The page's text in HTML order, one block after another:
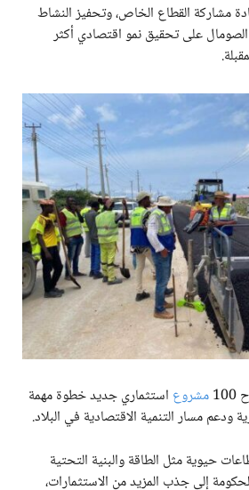
مشاركة القطاع الخاص، وتحفيز النشاط
الصومال على تحقيق نمو اقتصادي أكثر
مشروع استثماري جديد خطوة مهمة
ودعم مسار التنمية الاقتصادية في البلاد.
حيوية مثل الطاقة والبنية التحتية
إلى جذب المزيد من الاستثمارات،